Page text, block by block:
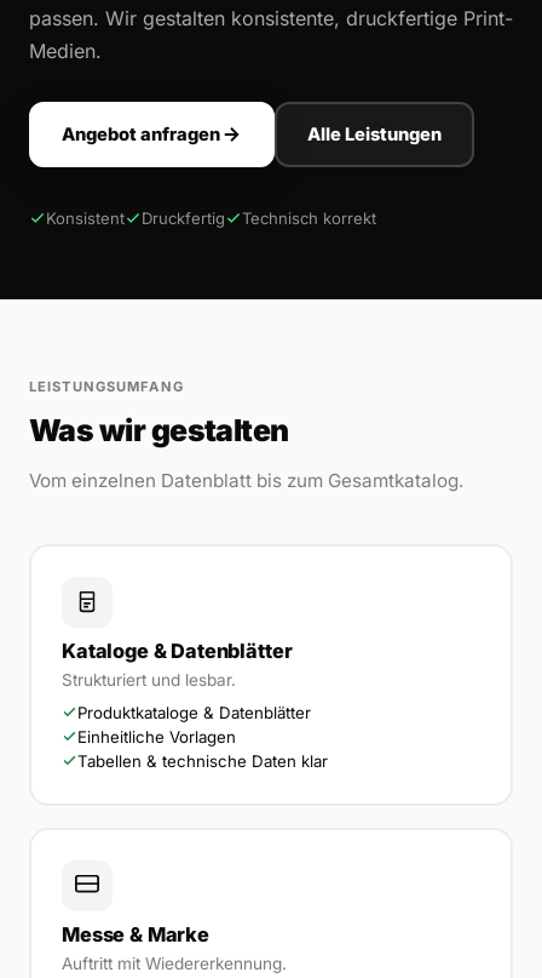
passen. Wir gestalten konsistente, druckfertige Print-
Medien.
Angebot anfragen Alle Leistungen
Konsistent Druckfertig Technisch korrekt
LEISTUNGSUMFANG
Was wir gestalten
Vom einzelnen Datenblatt bis zum Gesamtkatalog.
Kataloge & Datenblätter
Strukturiert und lesbar.
Produktkataloge & Datenblätter
Einheitliche Vorlagen
Tabellen & technische Daten klar
Messe & Marke
Auftritt mit Wiedererkennung.